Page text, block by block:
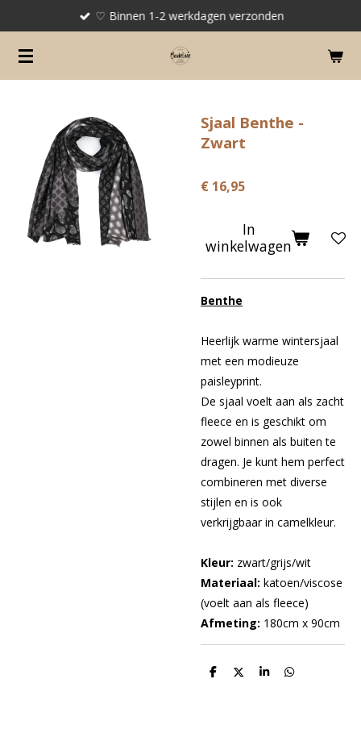
naar
de
♡ Binnen 1-2 werkdagen verzonden
Sjaal Benthe -
Zwart
€ 16,95
In
winkelwagen
Benthe
Heerlijk warme wintersjaal
met een modieuze
paisleyprint.
De sjaal voelt aan als zacht
fleece en is geschikt om
zowel binnen als buiten te
dragen. Je kunt hem perfect
combineren met diverse
stijlen en is ook
verkrijgbaar in camelkleur.
Kleur: zwart/grijs/wit
Materiaal: katoen/viscose
(voelt aan als fleece)
Afmeting: 180cm x 90cm
D
D
S
D